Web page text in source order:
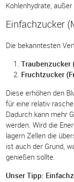
Kohlenhydrate,
Einfachzucker
Die bekanntesten
Traubenzucker
Fruchtzucker
Diese erhöhen den
für eine relativ
Dadurch kann mehr
werden. Wird die
lagern Zellen die
ist auch der Grund,
genießen sollte.
Unser Tipp: